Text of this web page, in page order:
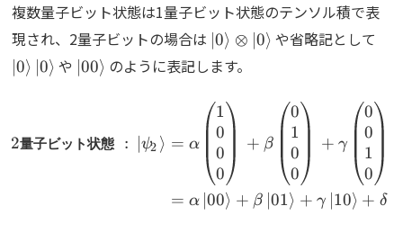
複数量子ビット状態は1量子ビット状態のテンソル積で表
現され、2量子ビットの場合は \ket{0}\otimes\ket{0}
∣0⟩ ⊗ ∣0⟩ や省略記として
∣0⟩ 0⟩ や \ket{00}
00⟩ のように表記します。
\begin{align*} 2{\bf 量
2量子ビット状態 : ∣ψ2 ⟩ = α
1
0
0
0
+ β
0
1
0
0
+ γ
0
0
1
0
= α ∣00⟩ + β ∣01⟩ + γ 10⟩ + δ